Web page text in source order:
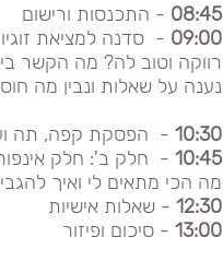
08:45 - התכנסות ורישום
09:00
-סדנה למציאת
רווקה וטוב לה? מה הקשר
נענה על שאלות ונבין מה
10:30 - הפסקת קפה, תה
10:45 - חלק ב': חלק
מה הכי מתאים לי ואיך
12:30 - שאלות אישיות
13:00 - סיכום ופיזור